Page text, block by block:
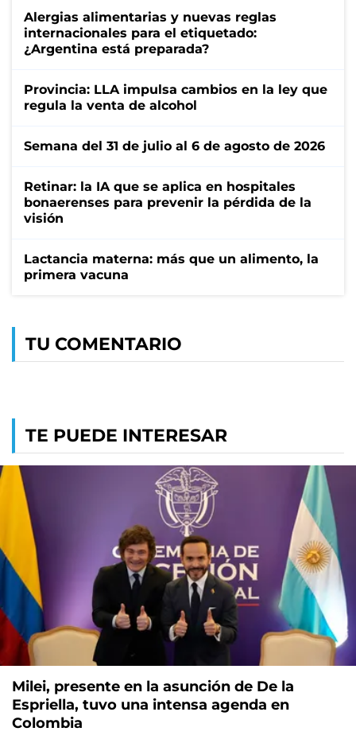
Alergias alimentarias y nuevas reglas
internacionales para el etiquetado:
¿Argentina está preparada?
Provincia: LLA impulsa cambios en la ley que
regula la venta de alcohol
Semana del 31 de julio al 6 de agosto de 2026
Retinar: la IA que se aplica en hospitales
bonaerenses para prevenir la pérdida de la
visión
Lactancia materna: más que un alimento, la
primera vacuna
TU COMENTARIO
TE PUEDE INTERESAR
Milei, presente en la asunción de De la
Espriella, tuvo una intensa agenda en
Colombia